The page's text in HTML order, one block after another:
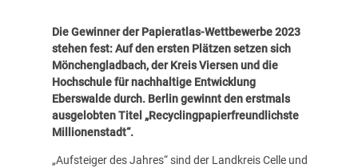
Die Gewinner der Papieratlas-Wettbewerbe 2023
stehen fest: Auf den ersten Plätzen setzen sich
Mönchengladbach, der Kreis Viersen und die
Hochschule für nachhaltige Entwicklung
Eberswalde durch. Berlin gewinnt den erstmals
ausgelobten Titel „Recyclingpapierfreundlichste
Millionenstadt“.
„Aufsteiger des Jahres“ sind der Landkreis Celle und